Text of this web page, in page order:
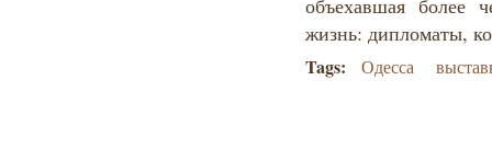
объехавшая
жизнь: дипломаты,
Tags: Одесса